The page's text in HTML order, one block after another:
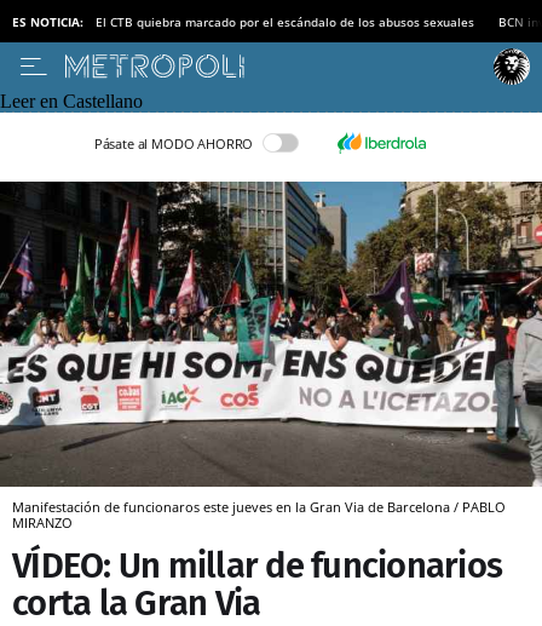
ES NOTICIA: El CTB quiebra marcado por el escándalo de los abusos sexuales BCN
Leer en Castellano
Pásate al MODO AHORRO
Manifestación de funcionaros este jueves en la Gran Via de Barcelona / PABLO
MIRANZO
VÍDEO: Un millar de funcionarios
corta la Gran Via